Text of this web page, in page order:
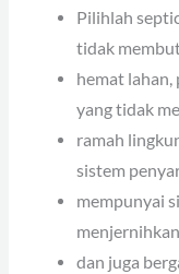
Pilihlah
tidak
hemat
yang tidak
ramah
sistem
mempunyai
dan juga